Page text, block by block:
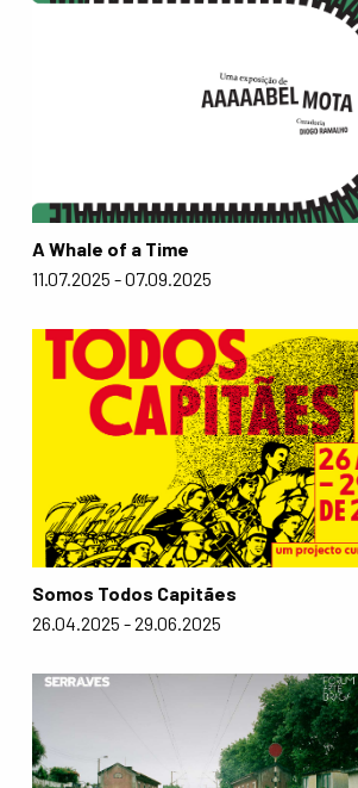
A Whale of a Time
11.07.2025 - 07.09.2025
Somos Todos Capitães
26.04.2025 - 29.06.2025